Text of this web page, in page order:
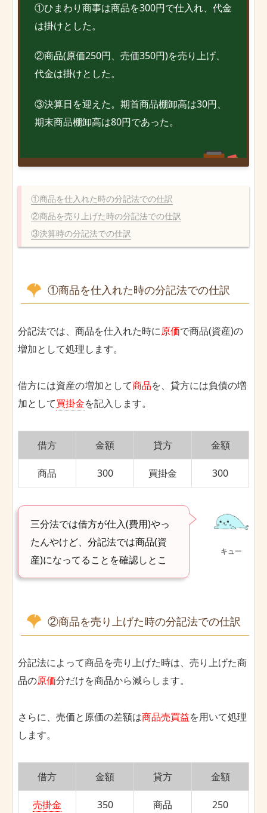
①ひまわり商事は商品を300円で仕入れ、代金
は掛けとした。
②商品(原価250円、売価350円)を売り上げ、
代金は掛けとした。
③決算日を迎えた。期首商品棚卸高は30円、
期末商品棚卸高は80円であった。
①商品を仕入れた時の分記法での仕訳
②商品を売り上げた時の分記法での仕訳
③決算時の分記法での仕訳
①商品を仕入れた時の分記法での仕訳
分記法では、商品を仕入れた時に原価で商品(資産)の
増加として処理します。
借方には資産の増加として商品を、貸方には負債の増
加として買掛金を記入します。
借方 金額 貸方 金額
商品 300 買掛金 300
キュー
三分法では借方が仕入(費用)やっ
たんやけど、分記法では商品(資
産)になってることを確認しとこ
②商品を売り上げた時の分記法での仕訳
分記法によって商品を売り上げた時は、売り上げた商
品の原価分だけを商品から減らします。
さらに、売価と原価の差額は商品売買益を用いて処理
します。
借方 金額 貸方 金額
売掛金 350 商品 250